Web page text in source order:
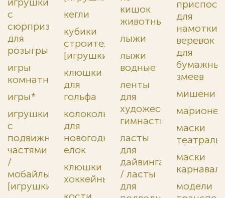
с
сюрпризом
для
розыгрыша
игры
комнатные
игры*
игрушки
с
подвижными
частями
/
мобайлы
[игрушки]
кегли
кубики
строительные
[игрушки]
клюшки
для
гольфа
колокольчики
для
новогодних
елок
клюшки
хоккейные
кишок
животных
лыжи
лыжи
водные
ленты
для
художественной
гимнастики
ласты
для
дайвинга
/ ласты
для
для
намотки
веревок
для
бумажных
змеев
мишени
маски
маски
модели